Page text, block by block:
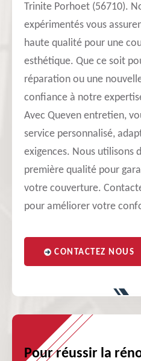
Trinite Porhoet (56710).
expérimentés vous
haute qualité pour une
esthétique. Que ce soit
réparation ou une
confiance à notre
Avec Queven entretien,
service personnalisé,
exigences. Nous utilisons
première qualité pour
votre couverture.
pour améliorer votre
CONTACTEZ NOUS
Pour réussir la